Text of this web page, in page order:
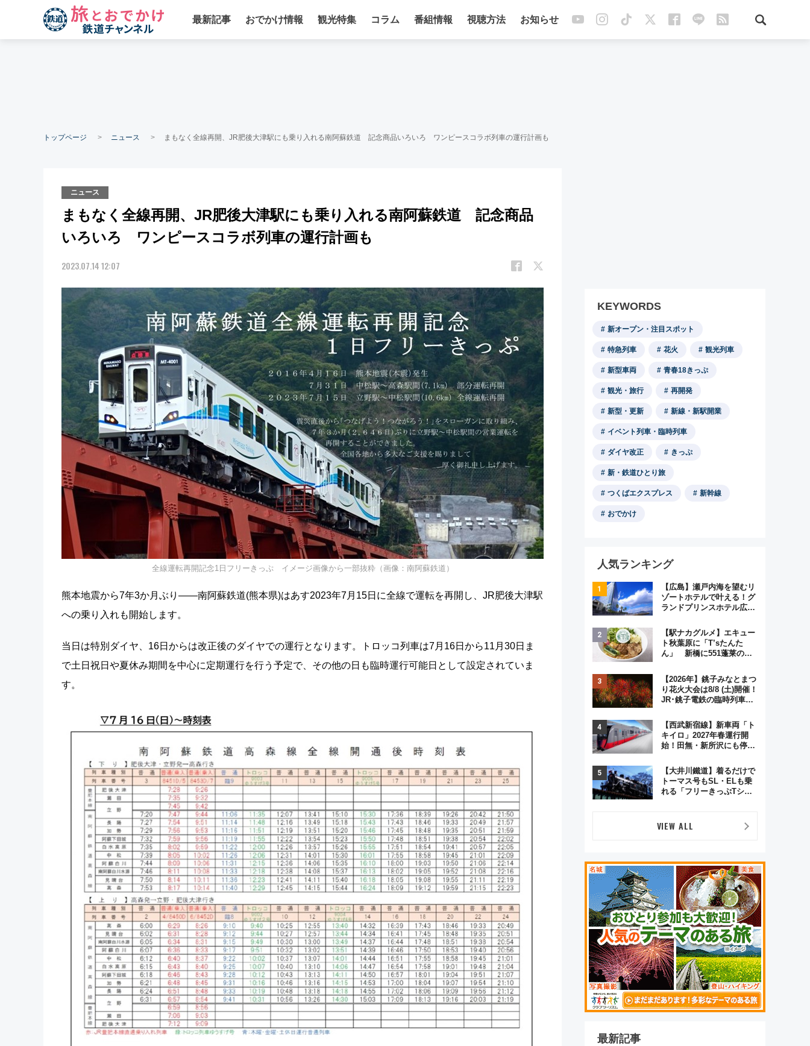
最新記事 おでかけ情報 観光特集 コラム 番組情報 視聴方法 お知らせ
トップページ ニュース まもなく全線再開、JR肥後大津駅にも乗り入れる南阿蘇鉄道 記念商品いろいろ ワンピースコラボ列車の運行計画も
ニュース
まもなく全線再開、JR肥後大津駅にも乗り入れる南阿蘇鉄道 記念商品
いろいろ ワンピースコラボ列車の運行計画も
2023.07.14 12:07
全線運転再開記念1日フリーきっぷ イメージ画像から一部抜粋（画像：南阿蘇鉄道）
熊本地震から7年3か月ぶり――南阿蘇鉄道(熊本県)はあす2023年7月15日に全線で運転を再開し、JR肥後大津駅
への乗り入れも開始します。
当日は特別ダイヤ、16日からは改正後のダイヤでの運行となります。トロッコ列車は7月16日から11月30日ま
で土日祝日や夏休み期間を中心に定期運行を行う予定で、その他の日も臨時運行可能日として設定されていま
す。
KEYWORDS
新オープン・注目スポット
特急列車 花火 観光列車
新型車両 青春18きっぷ
観光・旅行 再開発
新型・更新 新線・新駅開業
イベント列車・臨時列車
ダイヤ改正 きっぷ
新・鉄道ひとり旅
つくばエクスプレス 新幹線
おでかけ
人気ランキング
【広島】瀬戸内海を望むリ
ゾートホテルで叶える！グ
ランドプリンスホテル広島
ジュアルパーティープラン
【駅ナカグルメ】エキュー
ト秋葉原に「T’sたんた
ん」 新橋に551蓬莱の
オムライス専門店「肉とた
まご」新グルメ続々登場！
【2026年8月】
【2026年】銚子みなとまつ
り花火大会は8/8 (土)開催！
JR･銚子電鉄の臨時列車や
く8,000発の大迫力＆屋台
を満喫
【西武新宿線】新車両「ト
キイロ」2027年春運行開
始！田無・新所沢にも停
弾」も
【大井川鐵道】着るだけで
トーマス号もSL・ELも乗
れる「フリーきっぷTシャ
VIEW ALL
最新記事